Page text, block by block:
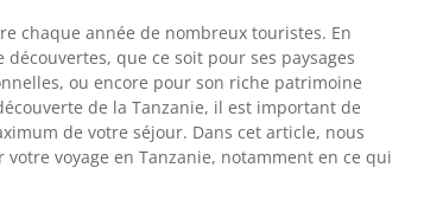
chaque année de nombreux touristes. En
que ce soit pour ses paysages
ou encore pour son riche patrimoine
de la Tanzanie, il est important de
de votre séjour. Dans cet article, nous
voyage en Tanzanie, notamment en ce qui